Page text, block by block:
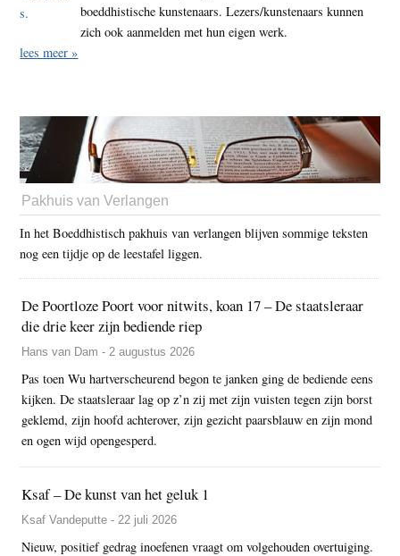
boeddhistische kunstenaars. Lezers/kunstenaars kunnen
zich ook aanmelden met hun eigen werk.
lees meer »
Pakhuis van Verlangen
In het Boeddhistisch pakhuis van verlangen blijven sommige teksten
nog een tijdje op de leestafel liggen.
De Poortloze Poort voor nitwits, koan 17 – De staatsleraar
die drie keer zijn bediende riep
Hans van Dam - 2 augustus 2026
Pas toen Wu hartverscheurend begon te janken ging de bediende eens
kijken. De staatsleraar lag op z’n zij met zijn vuisten tegen zijn borst
geklemd, zijn hoofd achterover, zijn gezicht paarsblauw en zijn mond
en ogen wijd opengesperd.
Ksaf – De kunst van het geluk 1
Ksaf Vandeputte - 22 juli 2026
Nieuw, positief gedrag inoefenen vraagt om volgehouden overtuiging.